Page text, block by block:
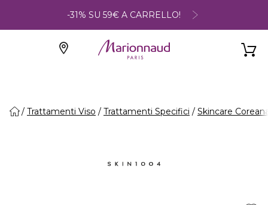
-31% SU 59€ A CARRELLO!
Trattamenti Viso Trattamenti Specifici Skincare